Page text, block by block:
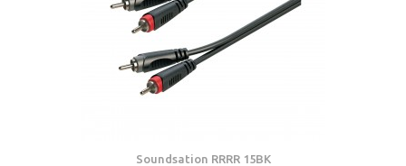
Soundsation RRRR 15BK